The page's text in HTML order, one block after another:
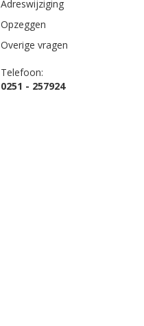
Adreswijziging
Opzeggen
Overige vragen
Telefoon:
0251 - 257924